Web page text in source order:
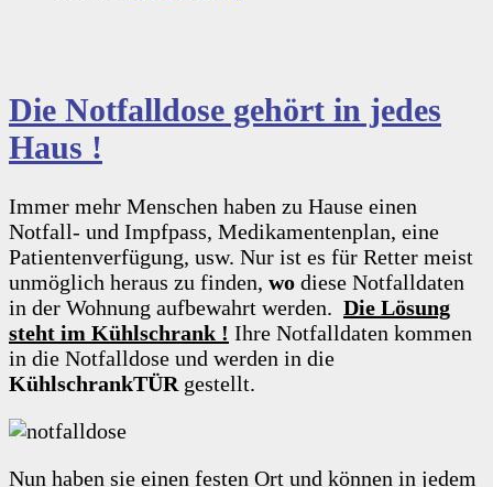
Die Notfalldose gehört in jedes
Haus !
Immer mehr Menschen haben zu Hause einen
Notfall- und Impfpass, Medikamentenplan, eine
Patientenverfügung, usw. Nur ist es für Retter meist
unmöglich heraus zu finden, wo diese Notfalldaten
in der Wohnung aufbewahrt werden. Die Lösung
steht im Kühlschrank ! Ihre Notfalldaten kommen
in die Notfalldose und werden in die
KühlschrankTÜR gestellt.
Nun haben sie einen festen Ort und können in jedem